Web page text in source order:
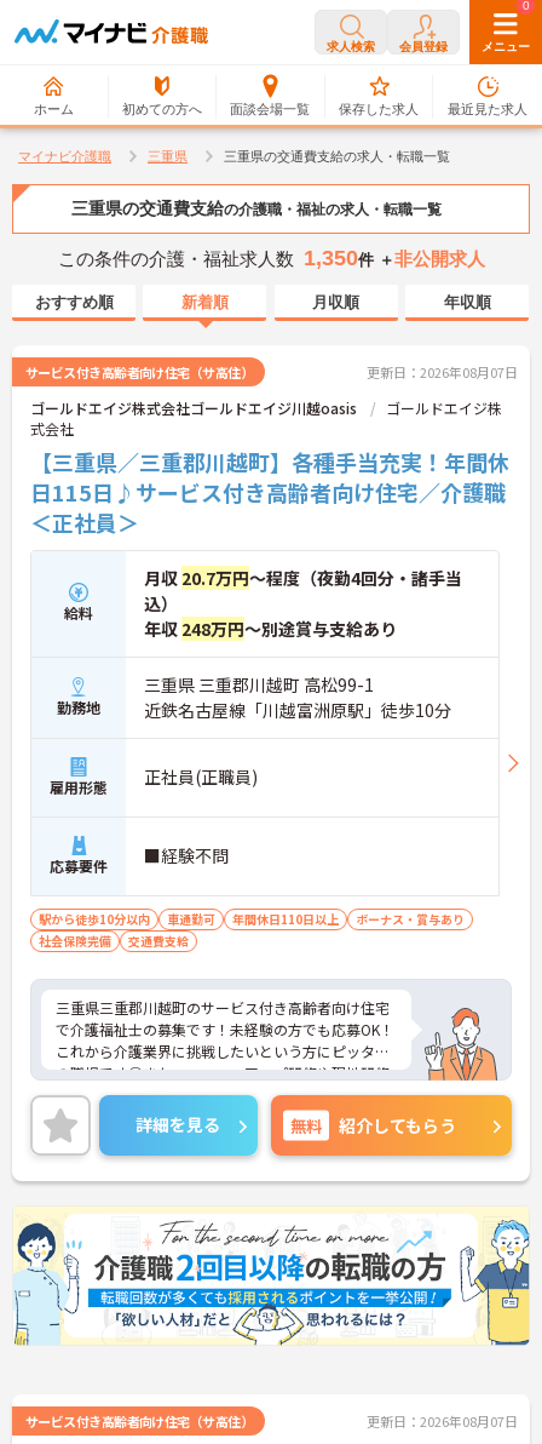
求人検索 会員登録 メニュー
ホーム 初めての方へ 面談会場一覧
0
保存した求人
0
最近見た求人
マイナビ介護職 三重県 三重県の交通費支給の求人・転職一覧
三重県の交通費支給の介護職・福祉の求人・転職一覧
この条件の介護・福祉求人数 1,350件 ＋非公開求人
おすすめ順 新着順 月収順 年収順
サービス付き高齢者向け住宅（サ高住） 更新日：2026年08月07日
ゴールドエイジ株式会社ゴールドエイジ川越oasis
ゴールドエイジ株
式会社
【三重県／三重郡川越町】各種手当充実！年間休
日115日♪サービス付き高齢者向け住宅／介護職
＜正社員＞
給料
月収 20.7万円～程度（夜勤4回分・諸手当
込）
年収 248万円～別途賞与支給あり
勤務地
三重県 三重郡川越町 高松99-1
近鉄名古屋線「川越富洲原駅」徒歩10分
雇用形態 正社員(正職員)
応募要件 ■経験不問
駅から徒歩10分以内 車通勤可 年間休日110日以上
ボーナス・賞与あり
社会保険完備
交通費支給
三重県三重郡川越町のサービス付き高齢者向け住宅
で介護福祉士の募集です！未経験の方でも応募OK！
これから介護業界に挑戦したいという方にピッタリ
の職場です◎また、フォローアップ研修や現地研修
などの各種研修制度や、資格取得支援制度ありで働
きながらスキルアップを目指せる職場です♪ご興味
のある方は面接ポイントをお伝えしますので、お気
軽にご相談ください！
詳細を見る 無料 紹介してもらう
サービス付き高齢者向け住宅（サ高住） 更新日：2026年08月07日